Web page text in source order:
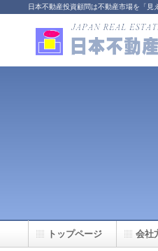
日本不動産投資顧問は不動産市場を「見
トップページ 会社